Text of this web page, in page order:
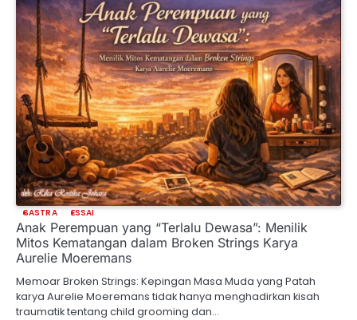
SASTRA ESSAI
Anak Perempuan yang “Terlalu Dewasa”: Menilik
Mitos Kematangan dalam Broken Strings Karya
Aurelie Moeremans
Memoar Broken Strings: Kepingan Masa Muda yang Patah
karya Aurelie Moeremans tidak hanya menghadirkan kisah
traumatik tentang child grooming dan…